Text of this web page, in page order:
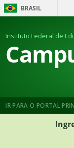
BRASIL
Instituto Federal de
IR PARA O PORTAL